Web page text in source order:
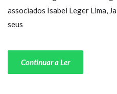
associados Isabel Leger Lima,
seus
Continuar a Ler